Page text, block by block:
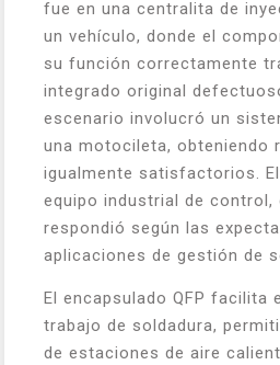
fue en una centralita de
un vehículo, donde el
su función correctamente
integrado original
escenario involucró un
una motocileta, obteniendo
igualmente satisfactorios.
equipo industrial de control,
respondió según las
aplicaciones de gestión de
El encapsulado QFP facilita
trabajo de soldadura,
de estaciones de aire